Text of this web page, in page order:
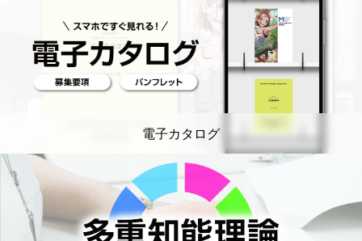
電子カタログ